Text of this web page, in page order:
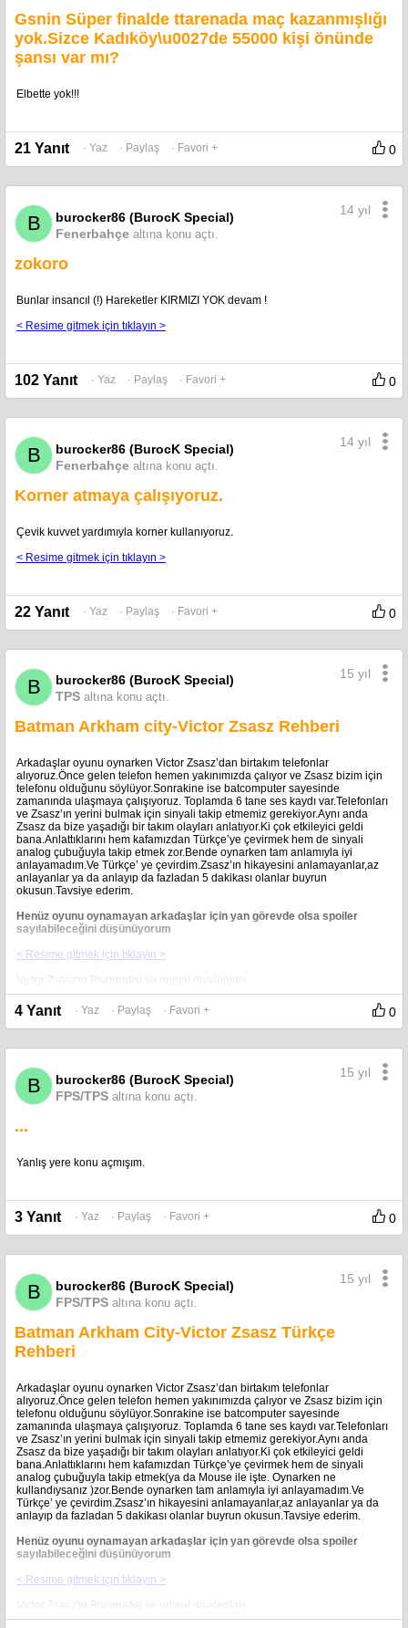
Gsnin Süper finalde ttarenada maç kazanmışlığı
yok.Sizce Kadıköy\u0027de 55000 kişi önünde
şansı var mı?
Elbette yok!!!
21 Yanıt · Yaz · Paylaş · Favori + 0
B
burocker86 (BurocK Special)
Fenerbahçe altına konu açtı.
14 yıl
zokoro
Bunlar insancıl (!) Hareketler KIRMIZI YOK devam !
< Resime gitmek için tıklayın >
102 Yanıt · Yaz · Paylaş · Favori + 0
B
burocker86 (BurocK Special)
Fenerbahçe altına konu açtı.
14 yıl
Korner atmaya çalışıyoruz.
Çevik kuvvet yardımıyla korner kullanıyoruz.
< Resime gitmek için tıklayın >
22 Yanıt · Yaz · Paylaş · Favori + 0
B
burocker86 (BurocK Special)
TPS altına konu açtı.
15 yıl
Batman Arkham city-Victor Zsasz Rehberi
Arkadaşlar oyunu oynarken Victor Zsasz’dan birtakım telefonlar
alıyoruz.Önce gelen telefon hemen yakınımızda çalıyor ve Zsasz bizim için
telefonu olduğunu söylüyor.Sonrakine ise batcomputer sayesinde
zamanında ulaşmaya çalışıyoruz. Toplamda 6 tane ses kaydı var.Telefonları
ve Zsasz’ın yerini bulmak için sinyali takip etmemiz gerekiyor.Aynı anda
Zsasz da bize yaşadığı bir takım olayları anlatıyor.Ki çok etkileyici geldi
bana.Anlattıklarını hem kafamızdan Türkçe’ye çevirmek hem de sinyali
analog çubuğuyla takip etmek zor.Bende oynarken tam anlamıyla iyi
anlayamadım.Ve Türkçe’ ye çevirdim.Zsasz’ın hikayesini anlamayanlar,az
anlayanlar ya da anlayıp da fazladan 5 dakikası olanlar buyrun
okusun.Tavsiye ederim.
Henüz oyunu oynamayan arkadaşlar için yan görevde olsa spoiler
sayılabileceğini düşünüyorum
< Resime gitmek için tıklayın >
Victor Zsasz'ın Biyografisi ve orjinal diyalogları
Videoyu izlemek için tıklayınız
B:Batman
Z:Victor Zsasz
İLK GELEN TELEFON
Zsasz:Merhaba Batman sesimi tanıdın mı?
Batman:Victor Zsasz
unutmadım.Senin için çok özel bir oyun planladım Batman.Sadece senin
BİZİ YÖNLENDİRDİĞİ TELEFON
Z:Sesin çok aceleci geliyor Batman .Bu iyi ,hem de çok iyi.Benim küçük
oyunumu çözmen için ona ihtiyacın olacak .Duymuş
olabilirsin.Telefonlarım cevaplanırsa akılsız asalakların kurtulmalarını
sağlıyorum.
benden onları tedavi etmemi bekleyen 3 domuzcuk görüyorum.Onların
bakış açısından hayal edersek,onlarda farklı şeyleri görüyorlar.
B:Eğer onları incitirsen zsasz.Bende senin peşine düşerim.
Z:Bahse varım.Yaparsın.Ama şimdilik önceliğimiz küçük
oyunumuz.Şimdi Arkham City’nin herhangi bir yerinde telefon
çalacak.Biliyorum.Arkham City çok büyük bir yer.Ama onu
bulmalısın.Eğer zamanında bulamazsan domuzcukları öldürürüm.Ve
oldu.Beni asla bulamayacaksın.Şimdi telefonu kapa ve koşmaya
başla.Ring Ring Ring Ring
1.SES KAYDI
Z:Sana ilk cinayetimi anlatmış mıydım Batman?Hayır mı?Eminim ki
farkındasındır.Ailem öldü. Ve ben çok zengin birisi oldum.Hem de çok
zengin.Herşeye sahiptim.Ne istersem elde ediyordum.Şimdi bunun
kulağa çok imkansız geldiğini biliyorum.Ama ailemin ölümü daha büyük
bir amaca hizmet etti.Ben onların savaşan etlerinin buz kesmesinde
zevkli bir deneyim yaşadım. (Bilmeyenler için:Zsasz’ın ailesi tekne
kurtarabilirmiydim.Hiçbir fikrim yoktu.
bul.Batman.Görüşürüz.
4 Yanıt · Yaz · Paylaş · Favori + 0
B
burocker86 (BurocK Special)
FPS/TPS altına konu açtı.
15 yıl
...
Yanlış yere konu açmışım.
3 Yanıt · Yaz · Paylaş · Favori + 0
B
burocker86 (BurocK Special)
FPS/TPS altına konu açtı.
15 yıl
Batman Arkham City-Victor Zsasz Türkçe
Rehberi
Arkadaşlar oyunu oynarken Victor Zsasz’dan birtakım telefonlar
alıyoruz.Önce gelen telefon hemen yakınımızda çalıyor ve Zsasz bizim için
telefonu olduğunu söylüyor.Sonrakine ise batcomputer sayesinde
zamanında ulaşmaya çalışıyoruz. Toplamda 6 tane ses kaydı var.Telefonları
ve Zsasz’ın yerini bulmak için sinyali takip etmemiz gerekiyor.Aynı anda
Zsasz da bize yaşadığı bir takım olayları anlatıyor.Ki çok etkileyici geldi
bana.Anlattıklarını hem kafamızdan Türkçe’ye çevirmek hem de sinyali
analog çubuğuyla takip etmek(ya da Mouse ile işte. Oynarken ne
kullandıysanız )zor.Bende oynarken tam anlamıyla iyi anlayamadım.Ve
Türkçe’ ye çevirdim.Zsasz’ın hikayesini anlamayanlar,az anlayanlar ya da
anlayıp da fazladan 5 dakikası olanlar buyrun okusun.Tavsiye ederim.
Henüz oyunu oynamayan arkadaşlar için yan görevde olsa spoiler
sayılabileceğini düşünüyorum
< Resime gitmek için tıklayın >
Victor Zsasz'ın Biyografisi ve orjinal diyalogları